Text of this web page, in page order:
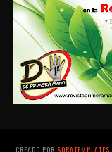
CREADO POR SORATEMPLATES